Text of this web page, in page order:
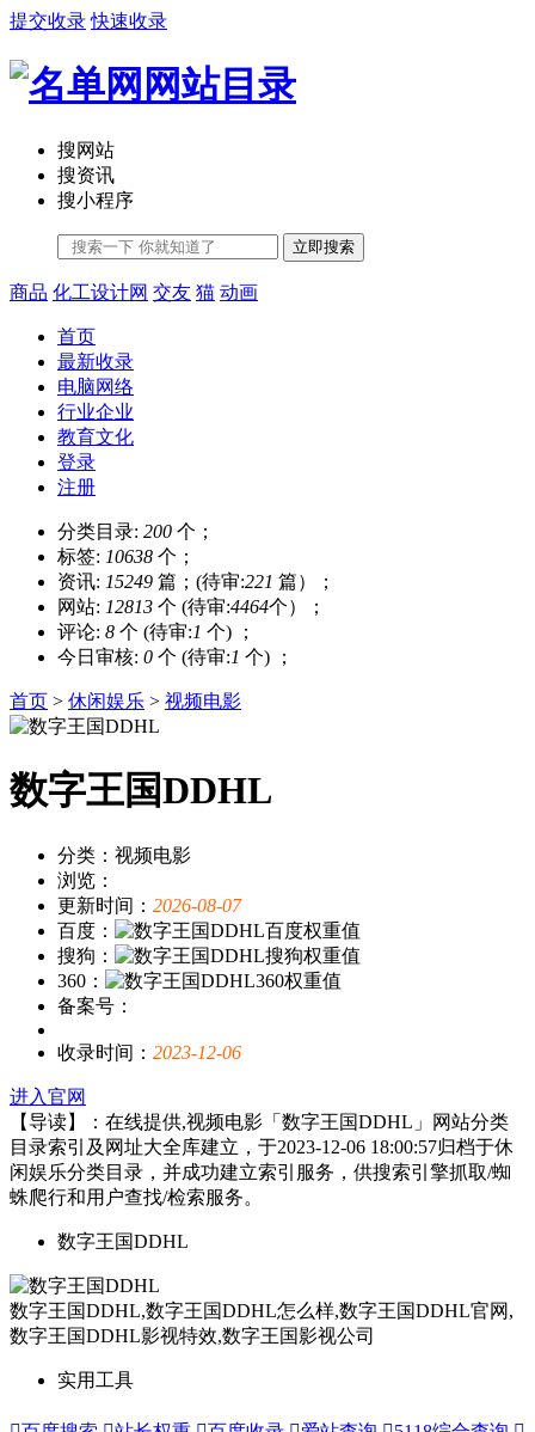
提交收录 快速收录
搜网站
搜资讯
搜小程序
立即搜索
商品 化工设计网 交友 猫 动画
首页
最新收录
电脑网络
行业企业
教育文化
登录
注册
分类目录: 200 个；
标签: 10638 个；
资讯: 15249 篇；(待审:221 篇）；
网站: 12813 个 (待审:4464个）；
评论: 8 个 (待审:1 个) ；
今日审核: 0 个 (待审:1 个) ；
首页 > 休闲娱乐 > 视频电影
数字王国DDHL
分类：视频电影
浏览：
更新时间： 2026-08-07
百度：
搜狗：
360：
备案号：
收录时间： 2023-12-06
进入官网
【导读】：在线提供,视频电影「数字王国DDHL」网站分类
目录索引及网址大全库建立，于2023-12-06 18:00:57归档于休
闲娱乐分类目录，并成功建立索引服务，供搜索引擎抓取/蜘
蛛爬行和用户查找/检索服务。
数字王国DDHL
数字王国DDHL,数字王国DDHL怎么样,数字王国DDHL官网,
数字王国DDHL影视特效,数字王国影视公司
实用工具